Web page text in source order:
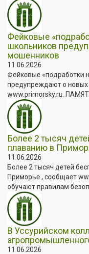
Фейковые
школьников
мошенников
11.06.2026
Фейковые «подработки
предупреждают о
www.primorsky.ru.
Более 2 тысяч
плаванию в
11.06.2026
Более 2 тысяч детей
Приморье , сообщает
обучают правилам
В Уссурийском
11.06.2026